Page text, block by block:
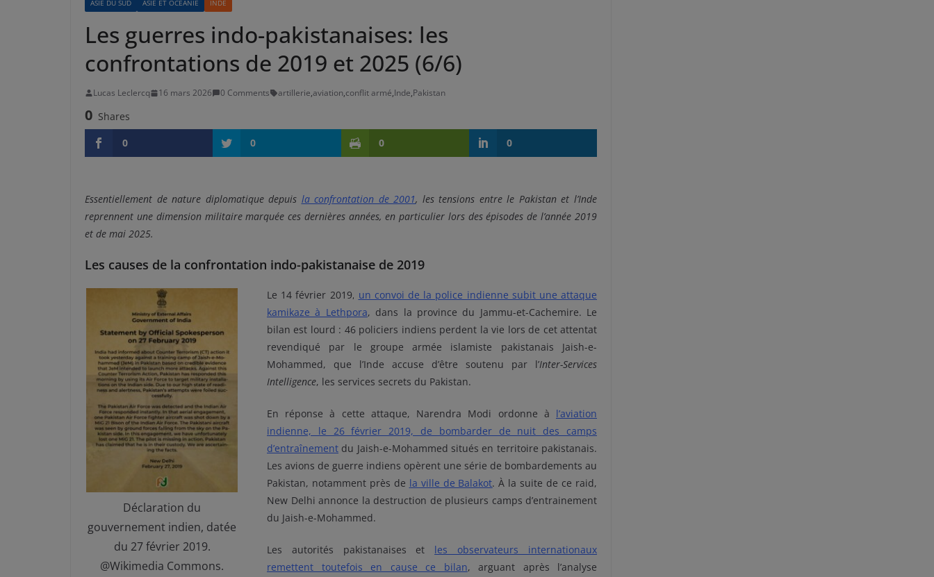
ASIE DU SUD ASIE ET OCÉANIE INDE
Les guerres indo-pakistanaises: les
confrontations de 2019 et 2025 (6/6)
Lucas Leclercq 16 mars 2026 0 Comments artillerie,aviation,conflit armé,Inde,Pakistan
0 Shares
0
0 0 0
Essentiellement de nature diplomatique depuis la confrontation de 2001, les tensions entre le Pakistan et l’Inde
reprennent une dimension militaire marquée ces dernières années, en particulier lors des épisodes de l’année 2019
et de mai 2025.
Les causes de la confrontation indo-pakistanaise de 2019
Déclaration du
gouvernement indien, datée
du 27 février 2019.
@Wikimedia Commons.
Le 14 février 2019, un convoi de la police indienne subit une attaque
kamikaze à Lethpora, dans la province du Jammu-et-Cachemire. Le
bilan est lourd : 46 policiers indiens perdent la vie lors de cet attentat
revendiqué par le groupe armée islamiste pakistanais Jaish-e-
Mohammed, que l’Inde accuse d’être soutenu par l’Inter-Services
Intelligence, les services secrets du Pakistan.
En réponse à cette attaque, Narendra Modi ordonne à l’aviation
indienne, le 26 février 2019, de bombarder de nuit des camps
d’entraînement du Jaish-e-Mohammed situés en territoire pakistanais.
Les avions de guerre indiens opèrent une série de bombardements au
Pakistan, notamment près de la ville de Balakot. À la suite de ce raid,
New Delhi annonce la destruction de plusieurs camps d’entrainement
du Jaish-e-Mohammed.
Les autorités pakistanaises et les observateurs internationaux
remettent toutefois en cause ce bilan, arguant après l’analyse